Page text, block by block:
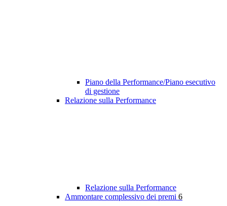
Piano della Performance/Piano esecutivo
di gestione
Relazione sulla Performance
Relazione sulla Performance
Ammontare complessivo dei premi 6